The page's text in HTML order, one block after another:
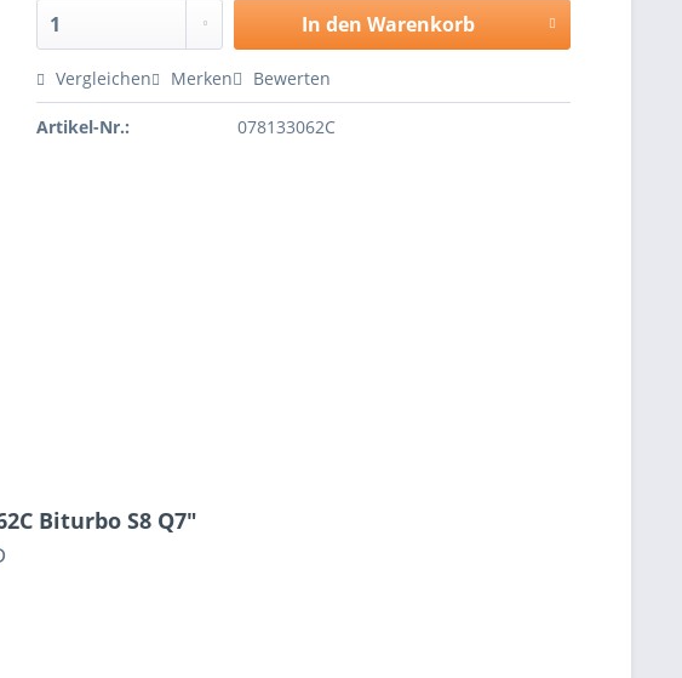
In den Warenkorb
Vergleichen Merken Bewerten
Artikel-Nr.: 078133062C
Biturbo S8 Q7"